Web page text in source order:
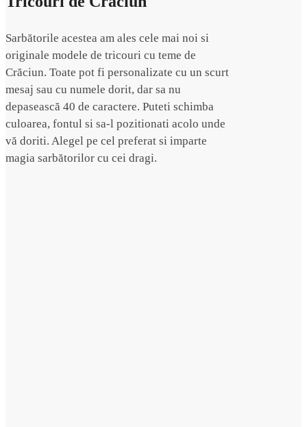
Sarbătorile acestea am ales cele mai noi si
originale modele de tricouri cu teme de
Crăciun. Toate pot fi personalizate cu un scurt
mesaj sau cu numele dorit, dar sa nu
depasească 40 de caractere. Puteti schimba
culoarea, fontul si sa-l pozitionati acolo unde
vă doriti. Alegel pe cel preferat si imparte
magia sarbătorilor cu cei dragi.